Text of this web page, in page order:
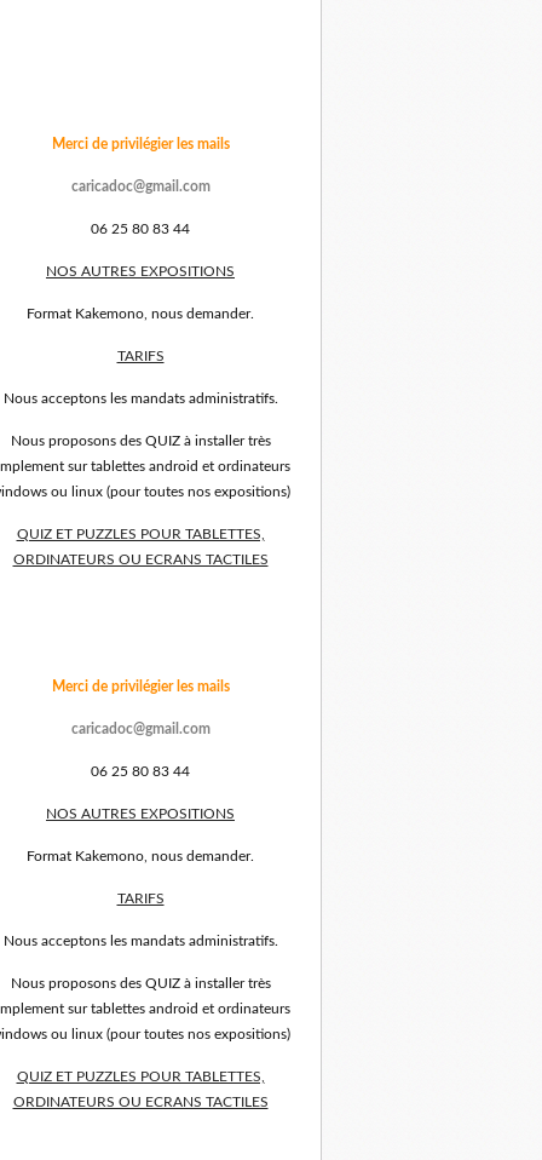
Merci de privilégier les mails
caricadoc@gmail.com
06 25 80 83 44
NOS AUTRES EXPOSITIONS
Format Kakemono, nous demander.
TARIFS
Nous acceptons les mandats administratifs.
Nous proposons des QUIZ à installer très
sur tablettes android et ordinateurs
ou linux (pour toutes nos expositions)
QUIZ ET PUZZLES POUR TABLETTES,
ORDINATEURS OU ECRANS TACTILES
Merci de privilégier les mails
caricadoc@gmail.com
06 25 80 83 44
NOS AUTRES EXPOSITIONS
Format Kakemono, nous demander.
TARIFS
Nous acceptons les mandats administratifs.
Nous proposons des QUIZ à installer très
sur tablettes android et ordinateurs
ou linux (pour toutes nos expositions)
QUIZ ET PUZZLES POUR TABLETTES,
ORDINATEURS OU ECRANS TACTILES